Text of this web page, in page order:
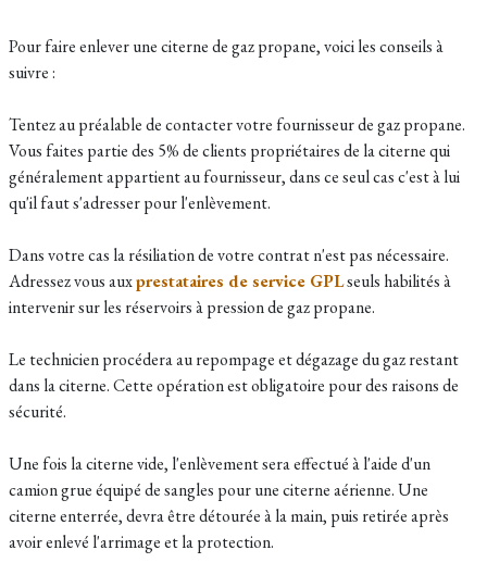
Pour faire enlever une citerne de gaz propane, voici les conseils à
suivre :
Tentez au préalable de contacter votre fournisseur de gaz propane.
Vous faites partie des 5% de clients propriétaires de la citerne qui
généralement appartient au fournisseur, dans ce seul cas c'est à lui
qu'il faut s'adresser pour l'enlèvement.
Dans votre cas la résiliation de votre contrat n'est pas nécessaire.
Adressez vous auxprestataires de service GPLseuls habilités à
intervenir sur les réservoirs à pression de gaz propane.
Le technicien procédera au repompage et dégazage du gaz restant
dans la citerne. Cette opération est obligatoire pour des raisons de
sécurité.
Une fois la citerne vide, l'enlèvement sera effectuéà l'aide d'un
camion grue équipé de sangles pour une citerne aérienne. Une
citerne enterrée, devra être détourée à la main, puis retirée après
avoir enlevé l'arrimage et la protection.